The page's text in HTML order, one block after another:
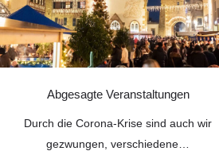
Abgesagte Veranstaltungen
Durch die Corona-Krise sind auch wir
gezwungen, verschiedene…